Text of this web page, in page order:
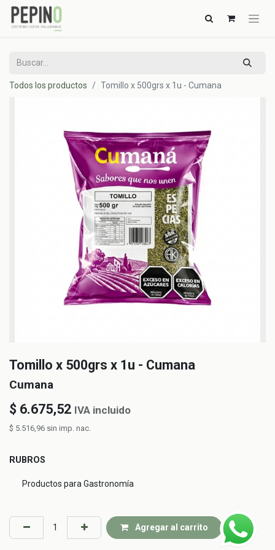
Todos los productos Tomillo x 500grs x 1u - Cumana
Tomillo x 500grs x 1u - Cumana
Cumana
$ 6.675,52 IVA incluido
$ 5.516,96 sin imp. nac.
RUBROS
Productos para Gastronomía
Agregar al carrito